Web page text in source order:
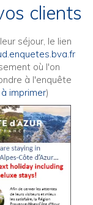
clients
séjour, le lien
où l'on
à l'enquête
imprimer)